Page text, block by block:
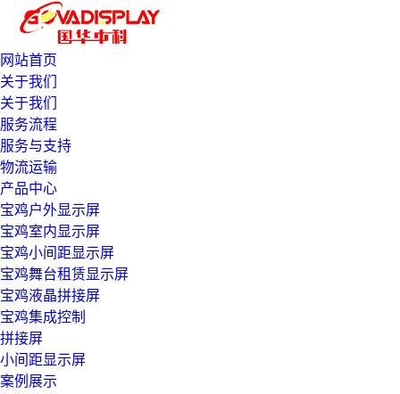
网站首页
关于我们
关于我们
服务流程
服务与支持
物流运输
产品中心
宝鸡户外显示屏
宝鸡室内显示屏
宝鸡小间距显示屏
宝鸡舞台租赁显示屏
宝鸡液晶拼接屏
宝鸡集成控制
拼接屏
小间距显示屏
案例展示